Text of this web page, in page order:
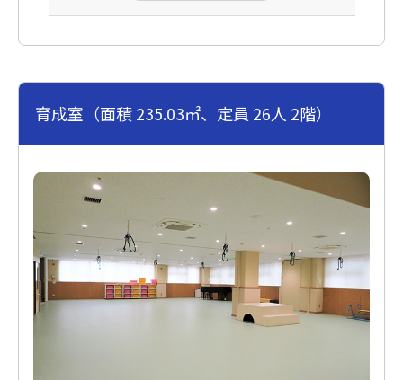
育成室（面積 235.03㎡、定員 26人 2階）